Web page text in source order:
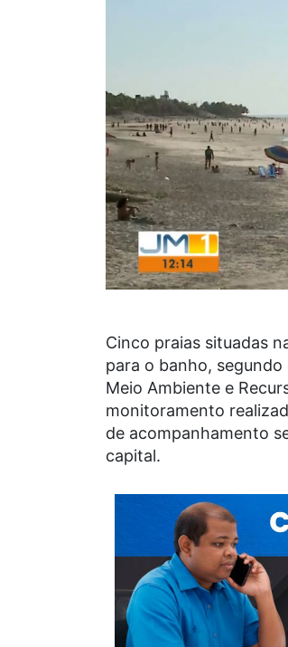
Cinco praias situadas
para o banho,
Meio Ambiente e
monitoramento
de acompanhamento
capital.